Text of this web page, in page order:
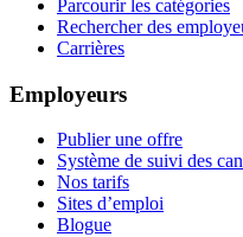
Parcourir les catégories
Rechercher des
Carrières
Employeurs
Publier une offre
Système de suivi des
Nos tarifs
Sites d’emploi
Blogue